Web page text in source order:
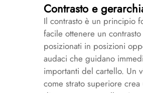
Contrasto e
Il contrasto è un principio
facile ottenere un
posizionati in posizioni
audaci che guidano
importanti del cartello. Un
come strato superiore